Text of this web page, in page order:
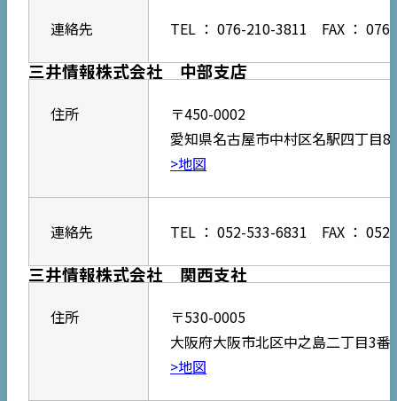
連絡先 TEL ： 076-210-3811 FAX ：
三井情報株式会社 中部支店
住所
〒450-0002
愛知県名古屋市中村区名駅四丁
>地図
連絡先 TEL ： 052-533-6831 FAX ：
三井情報株式会社 関西支社
住所
〒530-0005
大阪府大阪市北区中之島二丁目3
>地図